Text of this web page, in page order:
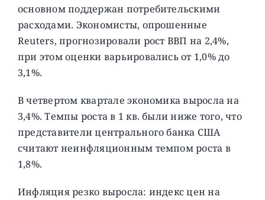
основном поддержан потребительскими
расходами. Экономисты, опрошенные
Reuters, прогнозировали рост ВВП на 2,4%,
при этом оценки варьировались от 1,0% до
3,1%.
В четвертом квартале экономика выросла на
3,4%. Темпы роста в 1 кв. были ниже того, что
представители центрального банка США
считают неинфляционным темпом роста в
1,8%.
Инфляция резко выросла: индекс цен на